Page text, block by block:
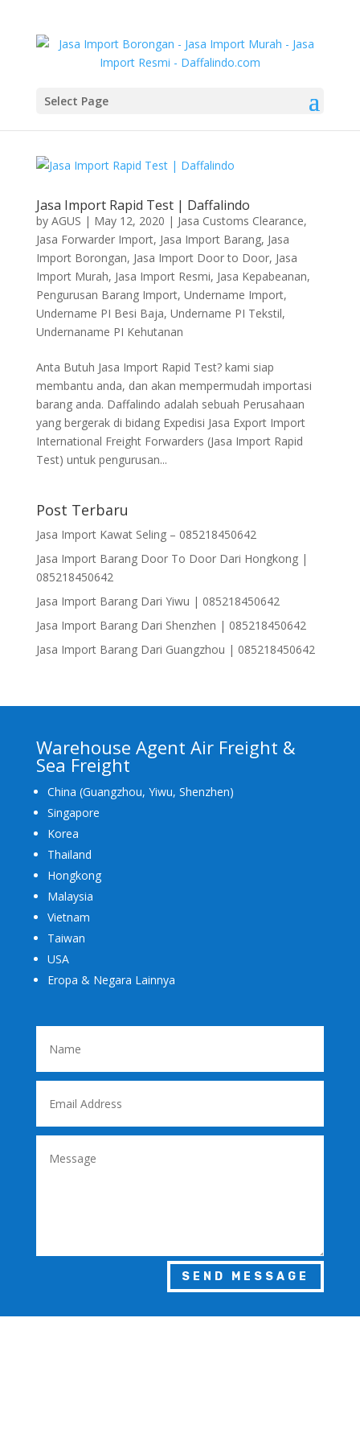
Select Page
Jasa Import Rapid Test | Daffalindo
by AGUS | May 12, 2020 | Jasa Customs Clearance,
Jasa Forwarder Import, Jasa Import Barang, Jasa
Import Borongan, Jasa Import Door to Door, Jasa
Import Murah, Jasa Import Resmi, Jasa Kepabeanan,
Pengurusan Barang Import, Undername Import,
Undername PI Besi Baja, Undername PI Tekstil,
Undernaname PI Kehutanan
Anta Butuh Jasa Import Rapid Test? kami siap
membantu anda, dan akan mempermudah importasi
barang anda. Daffalindo adalah sebuah Perusahaan
yang bergerak di bidang Expedisi Jasa Export Import
International Freight Forwarders (Jasa Import Rapid
Test) untuk pengurusan...
Post Terbaru
Jasa Import Kawat Seling – 085218450642
Jasa Import Barang Door To Door Dari Hongkong |
085218450642
Jasa Import Barang Dari Yiwu | 085218450642
Jasa Import Barang Dari Shenzhen | 085218450642
Jasa Import Barang Dari Guangzhou | 085218450642
Warehouse Agent Air Freight &
Sea Freight
China (Guangzhou, Yiwu, Shenzhen)
Singapore
Korea
Thailand
Hongkong
Malaysia
Vietnam
Taiwan
USA
Eropa & Negara Lainnya
SEND MESSAGE